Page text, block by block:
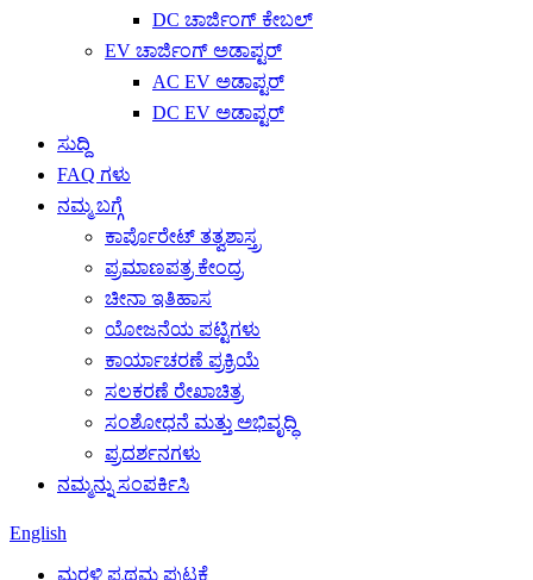
DC ಚಾರ್ಜಿಂಗ್ ಕೇಬಲ್
EV ಚಾರ್ಜಿಂಗ್ ಅಡಾಪ್ಟರ್
AC EV ಅಡಾಪ್ಟರ್
DC EV ಅಡಾಪ್ಟರ್
ಸುದ್ದಿ
FAQ ಗಳು
ನಮ್ಮ ಬಗ್ಗೆ
ಕಾರ್ಪೊರೇಟ್ ತತ್ವಶಾಸ್ತ್ರ
ಪ್ರಮಾಣಪತ್ರ ಕೇಂದ್ರ
ಚೀನಾ ಇತಿಹಾಸ
ಯೋಜನೆಯ ಪಟ್ಟಿಗಳು
ಕಾರ್ಯಾಚರಣೆ ಪ್ರಕ್ರಿಯೆ
ಸಲಕರಣೆ ರೇಖಾಚಿತ್ರ
ಸಂಶೋಧನೆ ಮತ್ತು ಅಭಿವೃದ್ಧಿ
ಪ್ರದರ್ಶನಗಳು
ನಮ್ಮನ್ನು ಸಂಪರ್ಕಿಸಿ
English
ಮರಳಿ ಪ್ರಥಮ ಪುಟಕ್ಕೆ